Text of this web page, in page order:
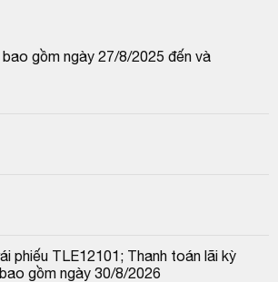
gồm ngày 27/8/2025 đến và
phiếu TLE12101; Thanh toán lãi kỳ
gồm ngày 30/8/2026